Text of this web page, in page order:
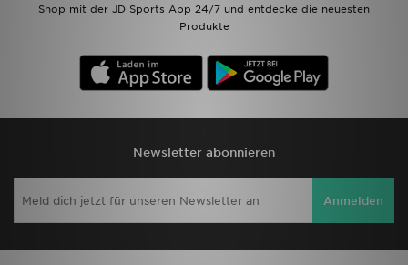
Shop mit der JD Sports App 24/7 und entdecke die neuesten
Produkte
Newsletter abonnieren
Anmelden
Hilfe & Kontakt
Studenten